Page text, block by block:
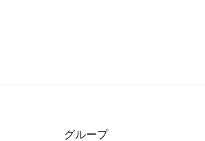
グループ